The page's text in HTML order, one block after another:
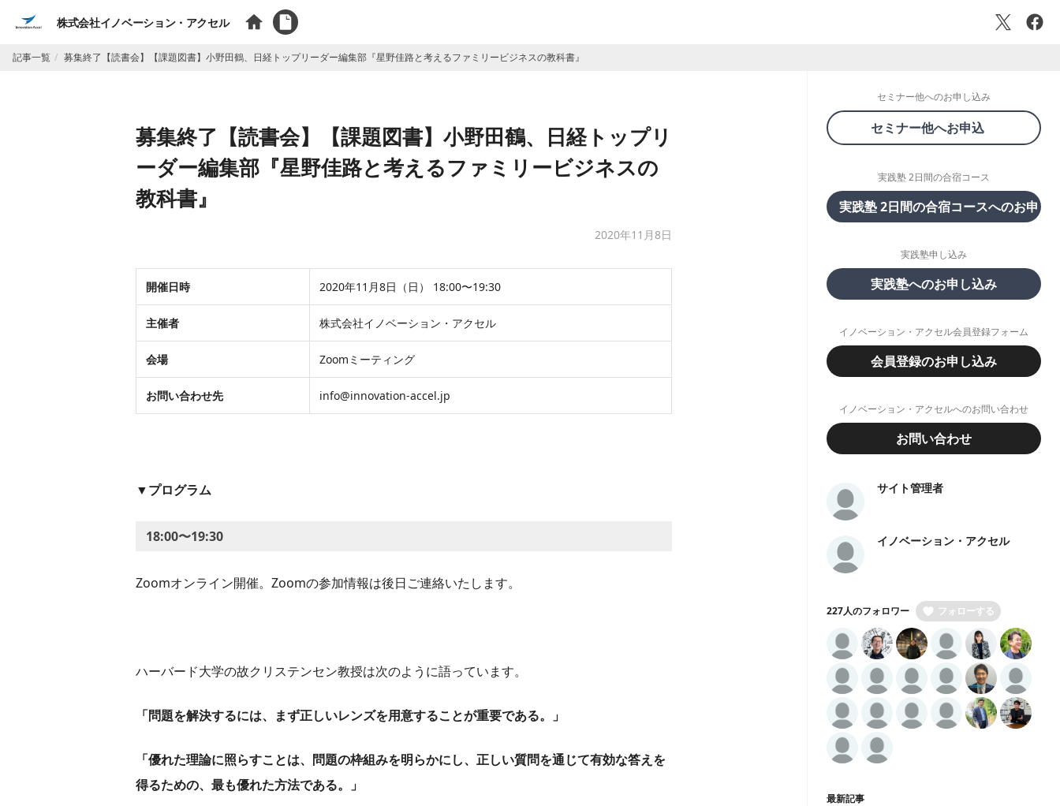
株式会社イノベーション・アクセル
記事一覧 募集終了【読書会】【課題図書】小野田鶴、日経トップリーダー編集部『星野佳路と考えるファミリービジネスの教科書』
募集終了【読書会】【課題図書】小野田鶴、日経トップリ
ーダー編集部『星野佳路と考えるファミリービジネスの
教科書』
2020年11月8日
開催日時 2020年11月8日（日） 18:00〜19:30
主催者 株式会社イノベーション・アクセル
会場 Zoomミーティング
お問い合わせ先 info@innovation-accel.jp
▼プログラム
18:00〜19:30
Zoomオンライン開催。Zoomの参加情報は後日ご連絡いたします。
ハーバード大学の故クリステンセン教授は次のように語っています。
「問題を解決するには、まず正しいレンズを用意することが重要である。」
「優れた理論に照らすことは、問題の枠組みを明らかにし、正しい質問を通じて有効な答えを
得るための、最も優れた方法である。」
セミナー他へのお申し込み
セミナー他へお申込
実践塾 2日間の合宿コース
実践塾 2日間の合宿コースへのお申し
実践塾申し込み
実践塾へのお申し込み
イノベーション・アクセル会員登録フォーム
会員登録のお申し込み
イノベーション・アクセルへのお問い合わせ
お問い合わせ
サイト管理者
イノベーション・アクセル
227人のフォロワー フォローする
最新記事